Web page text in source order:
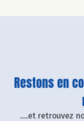
Restons en
....et retrouvez